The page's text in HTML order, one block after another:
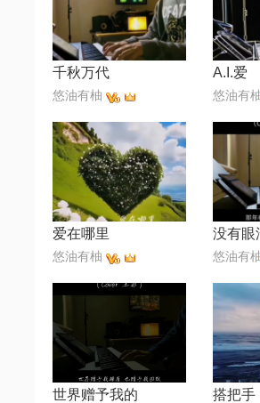
千秋万代
悠油有柚
A.I.爱
悠油有
爱在哪里
悠油有柚
没有眼
悠油有
世界赠予我的 搭把手